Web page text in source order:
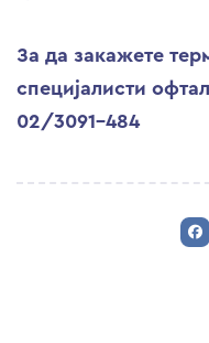
За да закажете
специјалисти
02/3091-484